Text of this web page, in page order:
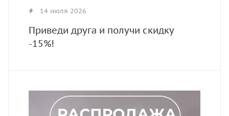
14 июля 2026
Приведи друга и получи скидку
-15%!